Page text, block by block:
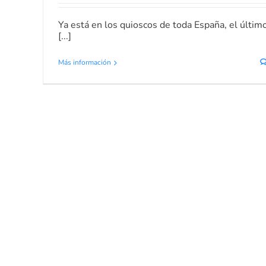
Ya está en los quioscos de toda España, el
[...]
Más información